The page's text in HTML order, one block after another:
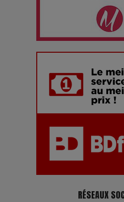
Les dessous de la fast fashion :
Adieu Jean-Pat : rire au bord du
montagnes, une fête à ne pas
RÉSEAUX